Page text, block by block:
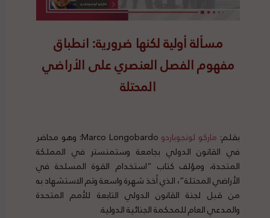
مسألة أولية لكنها ضرورية: انطباق
مفهوم الفصل العنصري على الأراضي
المحتلة
بقلم: ماركو لونجوباردو
Marco Longobardo: وهو محاضر
في القانون الدولي بجامعة وستمنستر في المملكة
المتحدة، ومؤلف كتاب “استخدام القوة المسلحة في
الأراضي المحتلة”، الذي أخذ شهرة واسعة وتم الاستشهاد به
من قبل لجنة القانون الدولي التابعة للأمم المتحدة
والمدعي العام للمحكمة الجنائية الدولية.